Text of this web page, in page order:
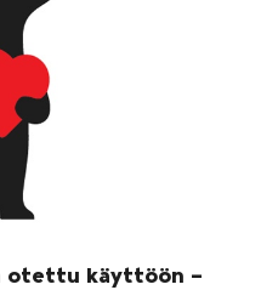
otettu käyttöön –